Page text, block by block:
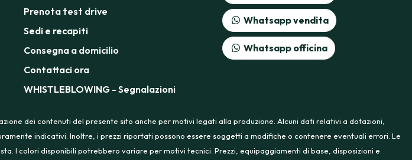
Prenota test drive
Sedi e recapiti
Consegna a domicilio
Contattaci ora
WHISTLEBLOWING - Segnalazioni
Whatsapp vendita
Whatsapp officina
dei contenuti del presente sito anche per motivi legati alla produzione. Alcuni dati relativi a dotazioni,
indicativi. Inoltre, i prezzi riportati possono essere soggetti a modifiche o contenere eventuali errori. Le
I colori disponibili potrebbero variare per motivi tecnici. Prezzi, equipaggiamenti di base, disposizioni e